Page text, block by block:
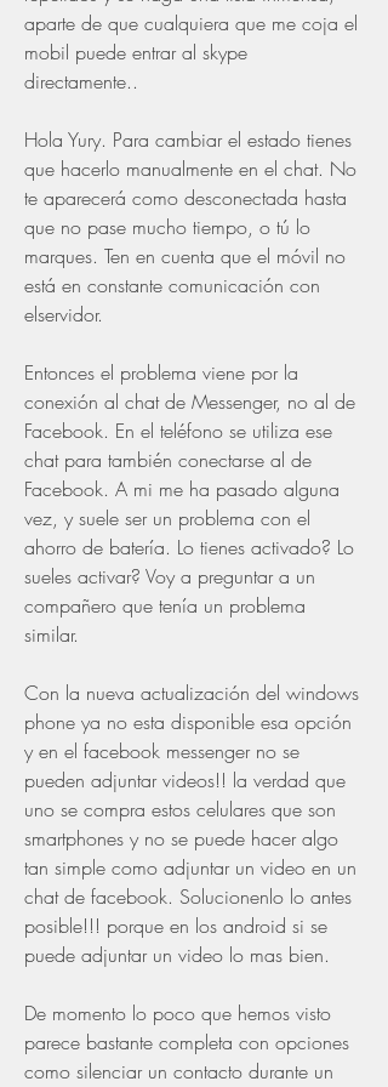
aparte de que cualquiera que me coja el
mobil puede entrar al skype
directamente..
Hola Yury. Para cambiar el estado tienes
que hacerlo manualmente en el chat. No
te aparecerá como desconectada hasta
que no pase mucho tiempo, o tú lo
marques. Ten en cuenta que el móvil no
está en constante comunicación con
elservidor.
Entonces el problema viene por la
conexión al chat de Messenger, no al de
Facebook. En el teléfono se utiliza ese
chat para también conectarse al de
Facebook. A mi me ha pasado alguna
vez, y suele ser un problema con el
ahorro de batería. Lo tienes activado? Lo
sueles activar? Voy a preguntar a un
compañero que tenía un problema
similar.
Con la nueva actualización del windows
phone ya no esta disponible esa opción
y en el facebook messenger no se
pueden adjuntar videos!! la verdad que
uno se compra estos celulares que son
smartphones y no se puede hacer algo
tan simple como adjuntar un video en un
chat de facebook. Solucionenlo lo antes
posible!!! porque en los android si se
puede adjuntar un video lo mas bien.
De momento lo poco que hemos visto
parece bastante completa con opciones
como silenciar un contacto durante un